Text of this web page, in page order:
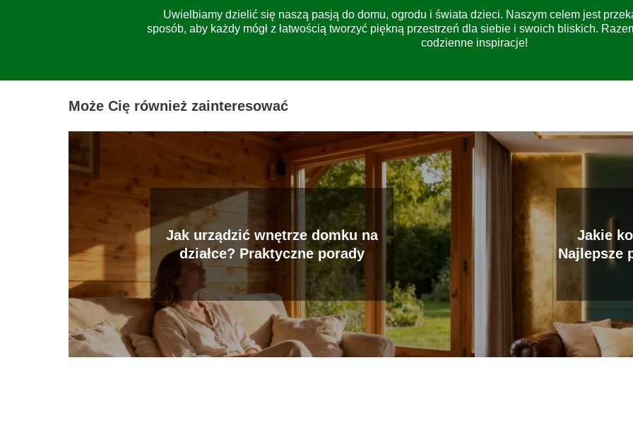
Uwielbiamy dzielić się naszą pasją do domu, ogrodu i świata dzieci. Naszym celem jest
sposób, aby każdy mógł z łatwością tworzyć piękną przestrzeń dla siebie i swoich bliskich.
codzienne inspiracje!
Może Cię również zainteresować
Jak urządzić wnętrze domku na
działce? Praktyczne porady
Jakie
Najlepsze